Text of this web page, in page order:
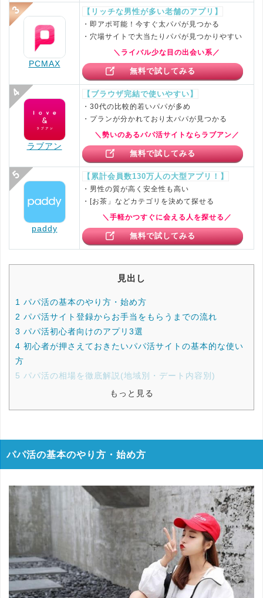
PCMAX
【リッチな男性が多い老舗のアプリ】
・即アポ可能！今すぐ太パパが見つかる
・穴場サイトで大当たりパパが見つかりやすい
＼ライバル少な目の出会い系／
無料で試してみる
ラブアン
【ブラウザ完結で使いやすい】
・30代の比較的若いパパが多め
・プランが分かれており太パパが見つかる
＼勢いのあるパパ活サイトならラブアン／
無料で試してみる
paddy
【累計会員数130万人の大型アプリ！】
・男性の質が高く安全性も高い
・[お茶」などカテゴリを決めて探せる
＼手軽かつすぐに会える人を探せる／
無料で試してみる
見出し
1 パパ活の基本のやり方・始め方
2 パパ活サイト登録からお手当をもらうまでの流れ
3 パパ活初心者向けのアプリ3選
4 初心者が押さえておきたいパパ活サイトの基本的な使い
方
5 パパ活の相場を徹底解説(地域別・デート内容別)
もっと見る
パパ活の基本のやり方・始め方